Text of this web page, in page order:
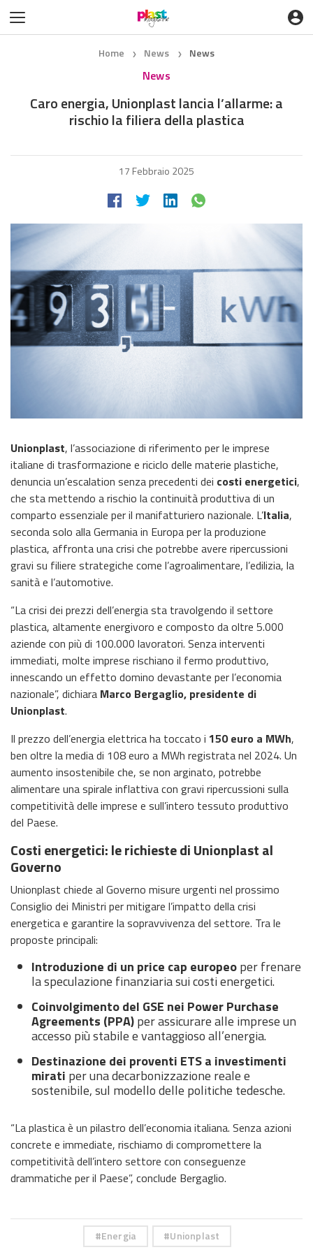
Home ❯ News ❯ News
News
Caro energia, Unionplast lancia l’allarme: a
rischio la filiera della plastica
17 Febbraio 2025
Unionplast, l’associazione di riferimento per le imprese
italiane di trasformazione e riciclo delle materie plastiche,
denuncia un’escalation senza precedenti dei costi energetici,
che sta mettendo a rischio la continuità produttiva di un
comparto essenziale per il manifatturiero nazionale. L’Italia,
seconda solo alla Germania in Europa per la produzione
plastica, affronta una crisi che potrebbe avere ripercussioni
gravi su filiere strategiche come l’agroalimentare, l’edilizia, la
sanità e l’automotive.
“La crisi dei prezzi dell’energia sta travolgendo il settore
plastica, altamente energivoro e composto da oltre 5.000
aziende con più di 100.000 lavoratori. Senza interventi
immediati, molte imprese rischiano il fermo produttivo,
innescando un effetto domino devastante per l’economia
nazionale”, dichiara Marco Bergaglio, presidente di
Unionplast.
Il prezzo dell’energia elettrica ha toccato i 150 euro a MWh,
ben oltre la media di 108 euro a MWh registrata nel 2024. Un
aumento insostenibile che, se non arginato, potrebbe
alimentare una spirale inflattiva con gravi ripercussioni sulla
competitività delle imprese e sull’intero tessuto produttivo
del Paese.
Costi energetici: le richieste di Unionplast al
Governo
Unionplast chiede al Governo misure urgenti nel prossimo
Consiglio dei Ministri per mitigare l’impatto della crisi
energetica e garantire la sopravvivenza del settore. Tra le
proposte principali:
Introduzione di un price cap europeoper frenare
la speculazione finanziaria sui costi energetici.
Coinvolgimento del GSE nei Power Purchase
Agreements (PPA)per assicurare alle imprese un
accesso più stabile e vantaggioso all’energia.
Destinazione dei proventi ETS a investimenti
mirati per una decarbonizzazione reale e
sostenibile, sul modello delle politiche tedesche.
“La plastica è un pilastro dell’economia italiana. Senza azioni
concrete e immediate, rischiamo di compromettere la
competitività dell’intero settore con conseguenze
drammatiche per il Paese”, conclude Bergaglio.
Energia Unionplast